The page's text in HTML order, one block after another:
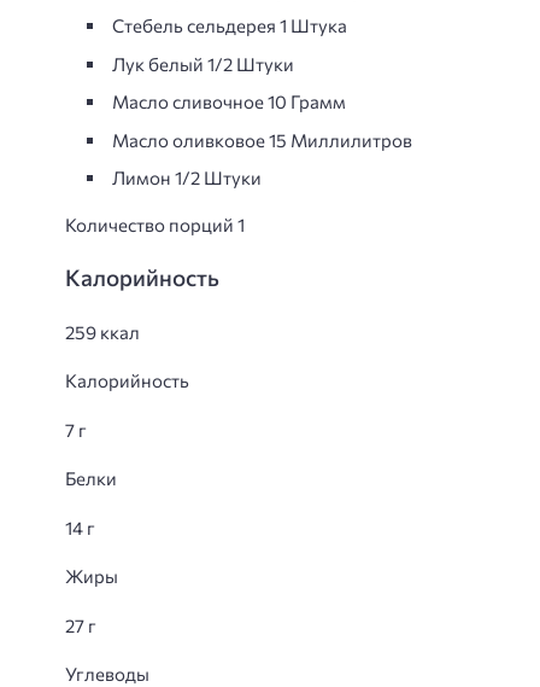
Стебель сельдерея 1 Штука
Лук белый 1/2 Штуки
Масло сливочнoe 10 Грамм
Масло оливковое 15 Миллилитров
Лимон 1/2 Штуки
Количество порций 1
Калорийность
259 ккал
Калорийность
7 г
Белки
14 г
Жиры
27 г
Углеводы